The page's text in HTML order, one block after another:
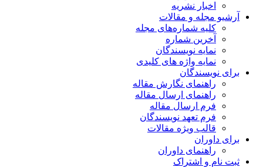
اخبار نشریه
آرشیو مجله و مقالات
کلیه شماره‌های مجله
آخرین شماره
نمایه نویسندگان
نمایه واژه های کلیدی
برای نویسندگان
راهنمای نگارش مقاله
راهنمای ارسال مقاله
فرم ارسال مقاله
فرم تعهد نویسندگان
قالب ویژه مقالات
برای داوران
راهنمای داوران
ثبت نام و اشتراک